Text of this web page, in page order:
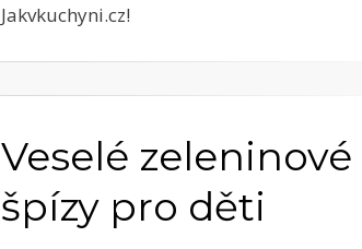
Jakvkuchyni.cz!
Veselé zeleninové
špízy pro děti